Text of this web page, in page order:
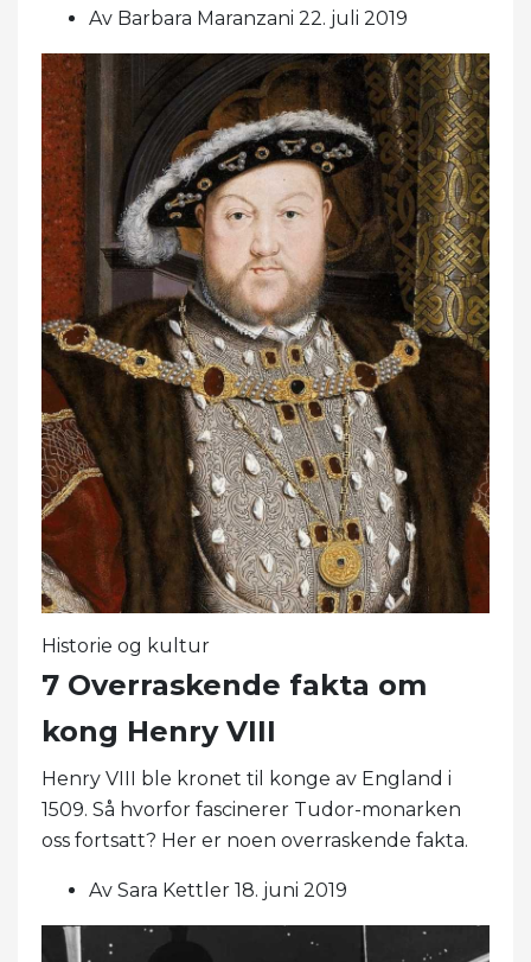
Av Barbara Maranzani 22. juli 2019
Historie og kultur
7 Overraskende fakta om
kong Henry VIII
Henry VIII ble kronet til konge av England i
1509. Så hvorfor fascinerer Tudor-monarken
oss fortsatt? Her er noen overraskende fakta.
Av Sara Kettler 18. juni 2019